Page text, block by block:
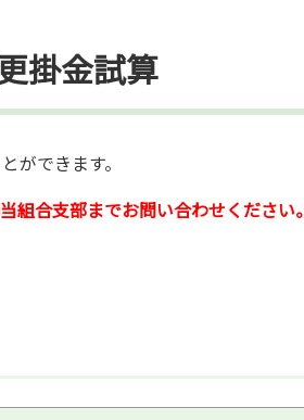
掛金試算
ができます。
合支部までお問い合わせください。